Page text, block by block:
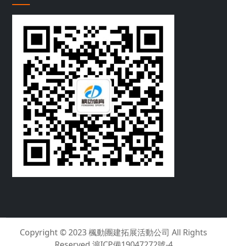
Copyright © 2023楓動團建拓展活動公司 All Rights